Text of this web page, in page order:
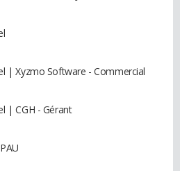
| Xyzmo Software - Commercial
| CGH - Gérant